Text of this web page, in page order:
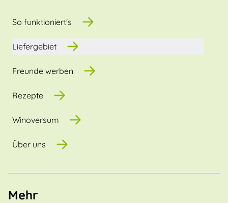
So funktioniert's
Liefergebiet
Freunde werben
Rezepte
Winoversum
Über uns
Mehr